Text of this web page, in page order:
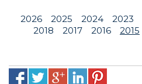
2026 2025 2024 2023
2018
2017 2016 2015